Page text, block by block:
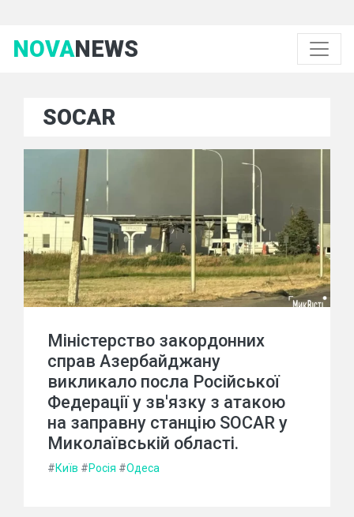
NOVANEWS
SOCAR
Міністерство закордонних
справ Азербайджану
викликало посла Російської
Федерації у зв'язку з атакою
на заправну станцію SOCAR у
Миколаївській області.
#Київ #Росія #Одеса